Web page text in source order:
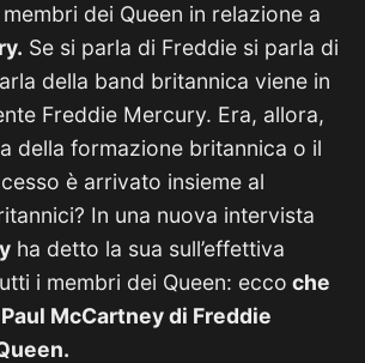
dei Queen in relazione a
Se si parla di Freddie si parla di
della band britannica viene in
Freddie Mercury. Era, allora,
della formazione britannica o il
è arrivato insieme al
In una nuova intervista
ha detto la sua sull’effettiva
i membri dei Queen: ecco che
McCartney di Freddie